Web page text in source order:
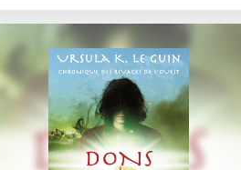
don pouvait engendrer et a préféré se bander
les yeux plutôt que d’y accéder. Ursula Le
Guin tisse ce roman par bribes, tout en
délicatesse malgré l’atrocité de certains
passages. Dans la...